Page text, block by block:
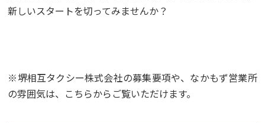
新しいスタートを切ってみませんか？
※堺相互タクシー株式会社の募集要項や、なかもず営業所
の雰囲気は、こちらからご覧いただけます。